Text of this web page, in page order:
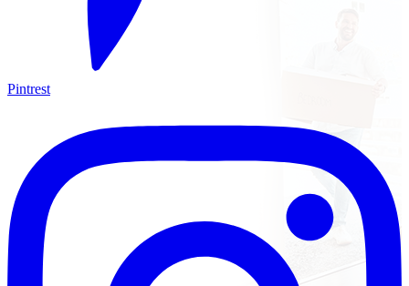
Pintrest